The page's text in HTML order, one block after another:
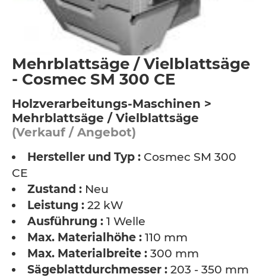
Mehrblattsäge / Vielblattsäge
- Cosmec SM 300 CE
Holzverarbeitungs-Maschinen >
Mehrblattsäge / Vielblattsäge
(Verkauf / Angebot)
Hersteller und Typ : Cosmec SM 300
CE
Zustand : Neu
Leistung : 22 kW
Ausführung : 1 Welle
Max. Materialhöhe : 110 mm
Max. Materialbreite : 300 mm
Sägeblattdurchmesser : 203 - 350 mm